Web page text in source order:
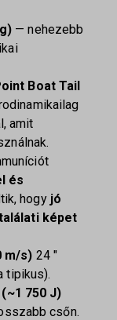
— nehezebb
Boat Tail
amit
és
hogy jó
képet
m/s) 24 ″
tipikus).
750 J)
csőn.